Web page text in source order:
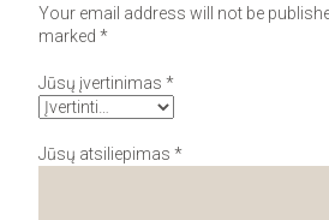
Your email address will not be
marked *
Jūsų įvertinimas *
Jūsų atsiliepimas *